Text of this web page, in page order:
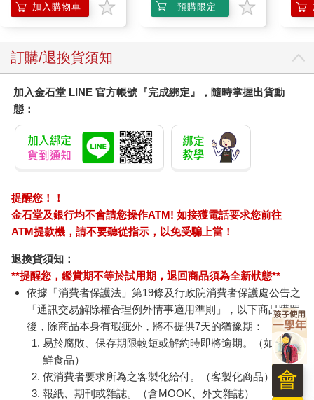
加入購物車 預購限定
訂購/退換貨須知
加入金石堂 LINE 官方帳號『完成綁定』，隨時掌握出貨動
態：
提醒您！！
金石堂及銀行均不會請您操作ATM! 如接獲電話要求您前往
ATM提款機，請不要聽從指示，以免受騙上當！
退換貨須知：
**提醒您，鑑賞期不等於試用期，退回商品須為全新狀態**
依據「消費者保護法」第19條及行政院消費者保護處公告之
「通訊交易解除權合理例外情事適用準則」，以下商品購買
後，除商品本身有瑕疵外，將不提供7天的猶豫期：
易於腐敗、保存期限較短或解約時即將逾期。（如：生
鮮食品）
依消費者要求所為之客製化給付。（客製化商品）
報紙、期刊或雜誌。（含MOOK、外文雜誌）
會